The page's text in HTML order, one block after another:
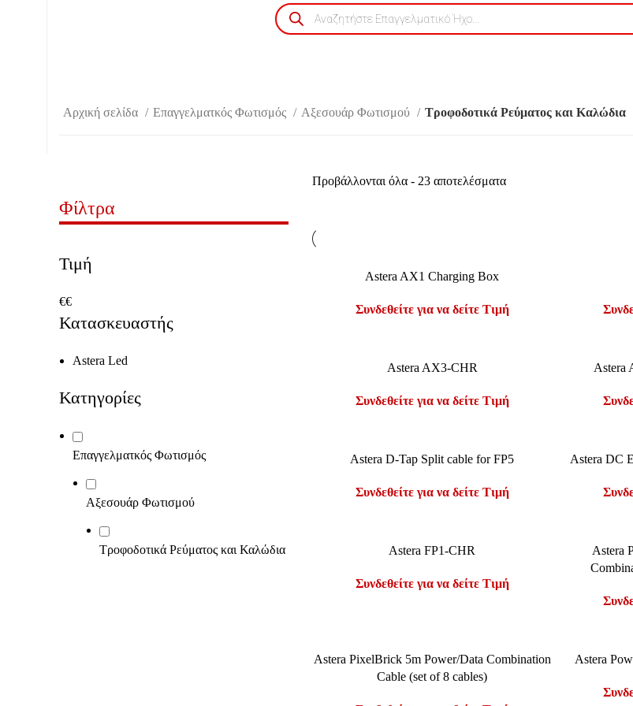
Products
search
Αρχική σελίδα Επαγγελματκός Φωτισμός Αξεσουάρ Φωτισμού Τροφοδοτικά Ρεύματος και Καλώδια
Φίλτρα
Τιμή
€€
Κατασκευαστής
Astera Led
Κατηγορίες
Επαγγελματκός Φωτισμός
Αξεσουάρ Φωτισμού
Τροφοδοτικά Ρεύματος και Καλώδια
Προβάλλονται όλα - 23 αποτελέσματα
ΔΙΑΒΆΣΤΕ ΠΕΡΙΣΣΌΤΕΡΑ
Astera AX1 Charging Box
Συνδεθείτε για να δείτε Τιμή
ΔΙΑΒΆΣΤΕ
ΔΙΑΒΆΣΤΕ ΠΕΡΙΣΣΌΤΕΡΑ
Astera AX3-CHR
Συνδεθείτε για να δείτε Τιμή
ΔΙΑΒΆΣΤΕ
Astera
ΔΙΑΒΆΣΤΕ ΠΕΡΙΣΣΌΤΕΡΑ
Astera D-Tap Split cable for FP5
Συνδεθείτε για να δείτε Τιμή
ΔΙΑΒΆΣΤΕ
Astera DC
ΔΙΑΒΆΣΤΕ ΠΕΡΙΣΣΌΤΕΡΑ
Astera FP1-CHR
Συνδεθείτε για να δείτε Τιμή
ΔΙΑΒΆΣΤΕ
Astera
ΔΙΑΒΆΣΤΕ ΠΕΡΙΣΣΌΤΕΡΑ
Astera PixelBrick 5m Power/Data Combination
Cable (set of 8 cables)
ΔΙΑΒΆΣΤΕ
Astera